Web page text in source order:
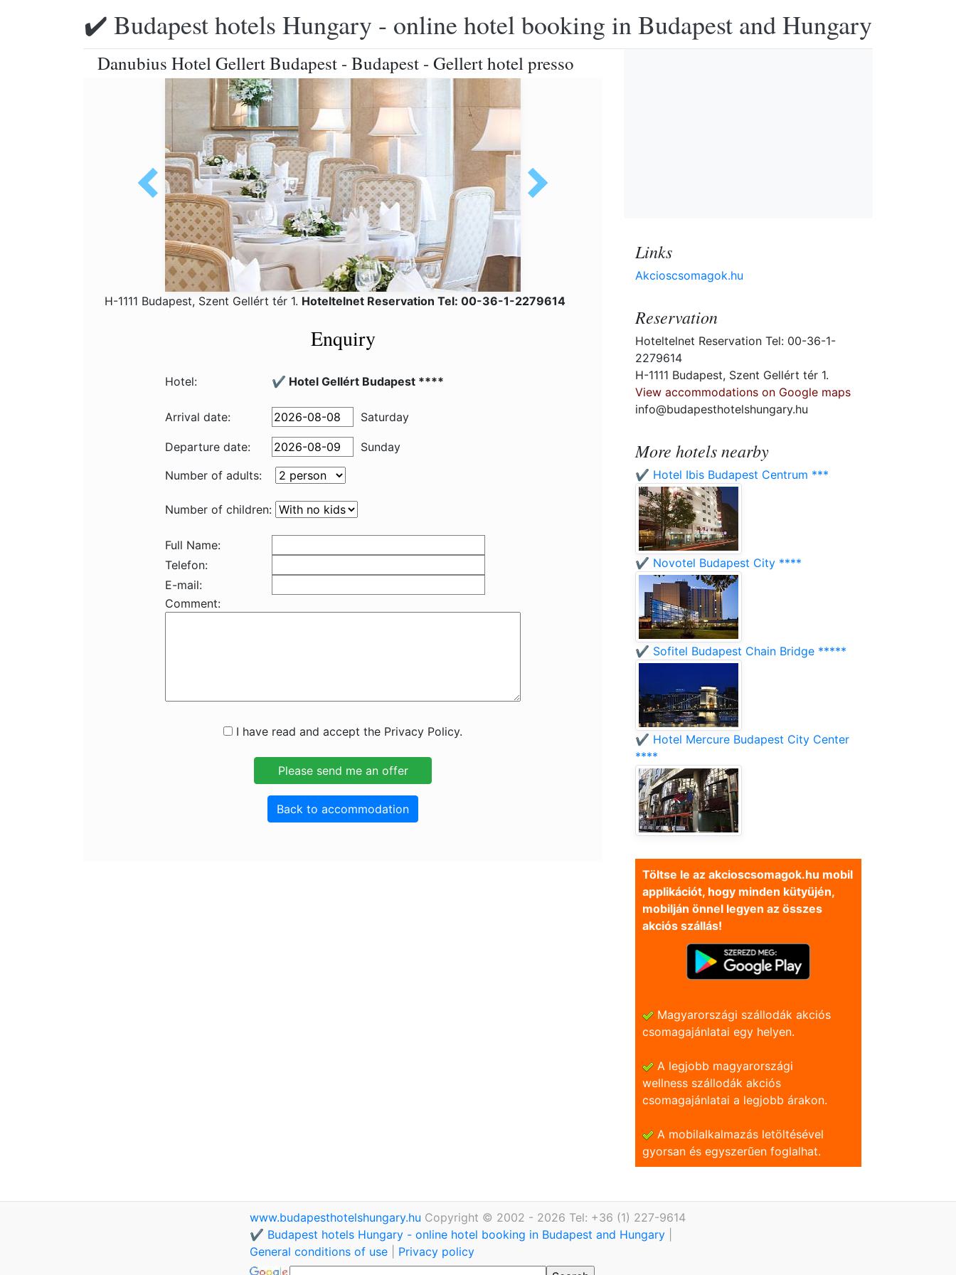
✔️ Budapest hotels Hungary - online hotel booking in Budapest and Hungary
Danubius Hotel Gellert Budapest - Budapest - Gellert hotel presso
H-1111 Budapest, Szent Gellért tér 1. Hoteltelnet Reservation Tel: 00-36-1-2279614
Enquiry
Hotel: ✔️ Hotel Gellért Budapest ****
Arrival date: Saturday
Departure date:
Sunday
Number of adults:
Number of children:
Full Name:
Telefon:
E-mail:
Comment:
I have read and accept the Privacy Policy.
Back to accommodation
Links
Akcioscsomagok.hu
Reservation
Hoteltelnet Reservation Tel: 00-36-1-
2279614
H-1111 Budapest, Szent Gellért tér 1.
View accommodations on Google maps
info@budapesthotelshungary.hu
More hotels nearby
✔️ Hotel Ibis Budapest Centrum ***
✔️ Novotel Budapest City ****
✔️ Sofitel Budapest Chain Bridge *****
✔️ Hotel Mercure Budapest City Center
****
Töltse le az akcioscsomagok.hu mobil
applikációt, hogy minden kütyüjén,
mobilján önnel legyen az összes
akciós szállás!
Magyarországi szállodák akciós
csomagajánlatai egy helyen.
A legjobb magyarországi
wellness szállodák akciós
csomagajánlatai a legjobb árakon.
A mobilalkalmazás letöltésével
gyorsan és egyszerũen foglalhat.
www.budapesthotelshungary.hu Copyright © 2002 - 2026 Tel: +36 (1) 227-9614
✔️ Budapest hotels Hungary - online hotel booking in Budapest and Hungary
General conditions of use
Privacy policy